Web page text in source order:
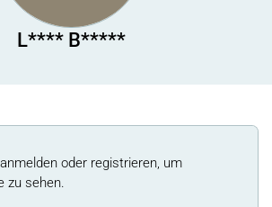
L**** B*****
oder registrieren, um
zu sehen.